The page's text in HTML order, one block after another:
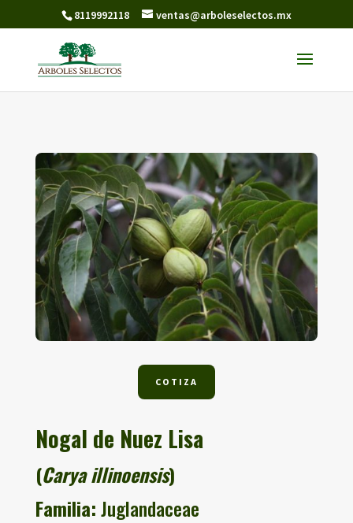
8119992118 ventas@arboleselectos.mx
COTIZA
Nogal de Nuez Lisa
(Carya illinoensis)
Familia:Juglandaceae